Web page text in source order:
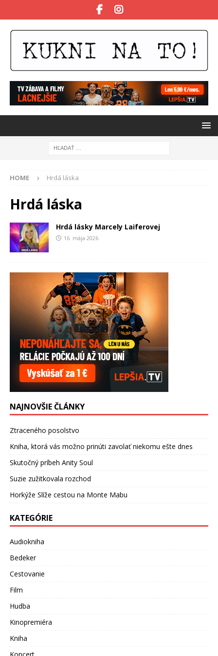
HOME Hrdá láska
Hrdá láska
Hrdá lásky Marcely Laiferovej
16. mája 2026
NAJNOVŠIE ČLÁNKY
Ztraceného posolstvo
Kniha, ktorá vás možno prinúti zavolať niekomu ešte dnes
Skutočný príbeh Anity Soul
Suzie zužitkovala rozchod
Horkýže Slíže cestou na Monte Mabu
KATEGÓRIE
Audiokniha
Bedeker
Cestovanie
Film
Hudba
Kinopremiéra
Kniha
Koncert